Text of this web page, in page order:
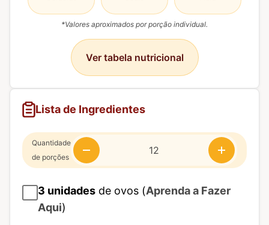
*Valores aproximados por porção individual.
Ver tabela nutricional
Lista de Ingredientes
Quantidade
de porções
3 unidades de ovos (Aprenda a Fazer
Aqui)